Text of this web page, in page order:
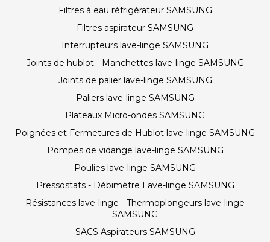
Filtres à eau réfrigérateur SAMSUNG
Filtres aspirateur SAMSUNG
Interrupteurs lave-linge SAMSUNG
Joints de hublot - Manchettes lave-linge SAMSUNG
Joints de palier lave-linge SAMSUNG
Paliers lave-linge SAMSUNG
Plateaux Micro-ondes SAMSUNG
Poignées et Fermetures de Hublot lave-linge SAMSUNG
Pompes de vidange lave-linge SAMSUNG
Poulies lave-linge SAMSUNG
Pressostats - Débimètre Lave-linge SAMSUNG
Résistances lave-linge - Thermoplongeurs lave-linge
SAMSUNG
SACS Aspirateurs SAMSUNG